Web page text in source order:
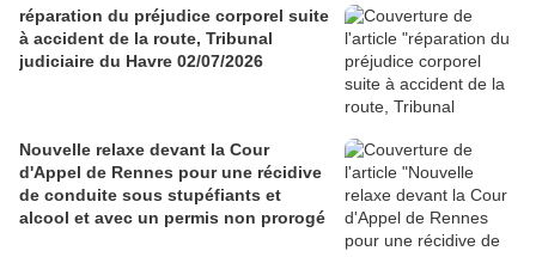
réparation du préjudice corporel suite
à accident de la route, Tribunal
judiciaire du Havre 02/07/2026
Nouvelle relaxe devant la Cour
d'Appel de Rennes pour une récidive
de conduite sous stupéfiants et
alcool et avec un permis non prorogé